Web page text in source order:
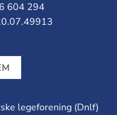
604 294
legeforening (Dnlf)